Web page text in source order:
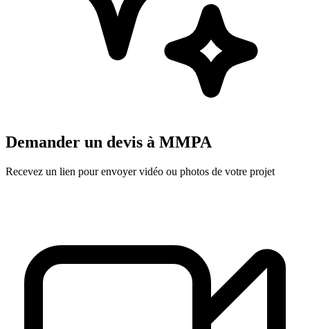
Demander un devis à MMPA
Recevez un lien pour envoyer vidéo ou photos de votre projet